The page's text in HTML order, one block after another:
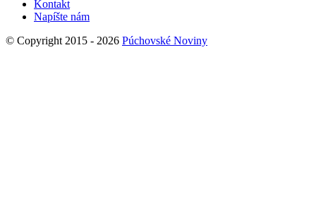
Kontakt
Napíšte nám
© Copyright 2015 - 2026 Púchovské Noviny